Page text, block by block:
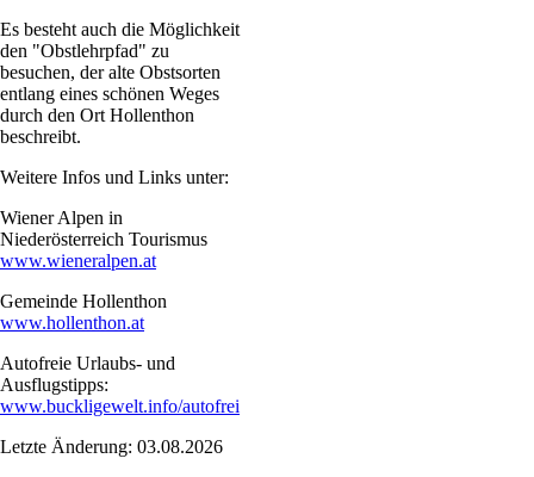
Es besteht auch die Möglichkeit
den "Obstlehrpfad" zu
besuchen, der alte Obstsorten
entlang eines schönen Weges
durch den Ort Hollenthon
beschreibt.
Weitere Infos und Links unter:
Wiener Alpen in
Niederösterreich Tourismus
www.wieneralpen.at
Gemeinde Hollenthon
www.hollenthon.at
Autofreie Urlaubs- und
Ausflugstipps:
www.buckligewelt.info/autofrei
Letzte Änderung: 03.08.2026